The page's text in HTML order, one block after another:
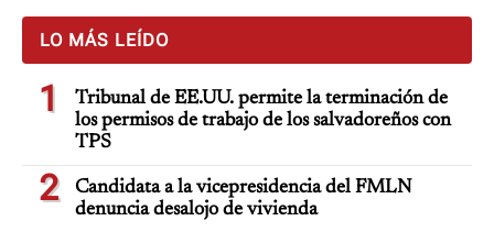
LO MÁS LEÍDO
1
Tribunal de EE.UU. permite la terminación de
los permisos de trabajo de los salvadoreños con
TPS
2
Candidata a la vicepresidencia del FMLN
denuncia desalojo de vivienda